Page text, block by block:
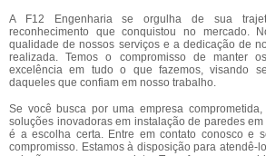
A F12 Engenharia se orgulha de sua
reconhecimento que conquistou no mercado.
qualidade de nossos serviços e a dedicação de
realizada. Temos o compromisso de manter
excelência em tudo o que fazemos, visando
daqueles que confiam em nosso trabalho.
Se você busca por uma empresa
soluções inovadoras em instalação de paredes
é a escolha certa. Entre em contato conosco e
compromisso. Estamos à disposição para atendê-